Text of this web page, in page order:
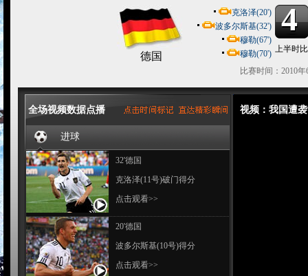
德国
克洛泽(20')
波多尔斯基(32')
穆勒(67')
穆勒(70')
4
4
上半时
比赛时间：2010
全场视频数据点播
进球
32'德国
克洛泽(11号)破门得分
点击观看>>
20'德国
波多尔斯基(10号)得分
点击观看>>
视频：我国遭